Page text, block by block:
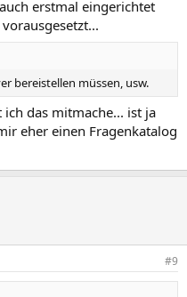
erstmal eingerichtet
bereistellen müssen, usw.
das mitmache... ist ja
eher einen Fragenkatalog
#9